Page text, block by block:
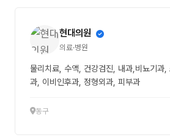
현대의원
의료·병원
물리치료, 수액, 건강검진, 내과,비뇨기과,
과, 이비인후과, 정형외과, 피부과
동구